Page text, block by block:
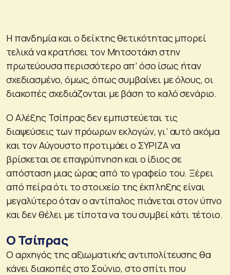
Η πανδημία και ο δείκτης θετικότητας μπορεί
τελικά να κρατήσει τον Μητσοτάκη στην
πρωτεύουσα περισσότερο απ’ όσο ίσως ήταν
σχεδιασμένο, όμως, όπως συμβαίνει με όλους, οι
διακοπές σχεδιάζονται με βάση το καλό σενάριο.
Ο Αλέξης Τσίπρας δεν εμπιστεύεται τις
διαψεύσεις των πρόωρων εκλογών, γι’ αυτό ακόμα
και τον Αύγουστο προτιμάει ο ΣΥΡΙΖΑ να
βρίσκεται σε επαγρύπνηση και ο ίδιος σε
απόσταση μιας ώρας από το γραφείο του. Ξέρει
από πείρα ότι το στοιχείο της έκπληξης είναι
μεγαλύτερο όταν ο αντίπαλος πιάνεται στον ύπνο
και δεν θέλει με τίποτα να του συμβεί κάτι τέτοιο.
Ο Τσίπρας
Ο αρχηγός της αξιωματικής αντιπολίτευσης θα
κάνει διακοπές στο Σούνιο, στο σπίτι που